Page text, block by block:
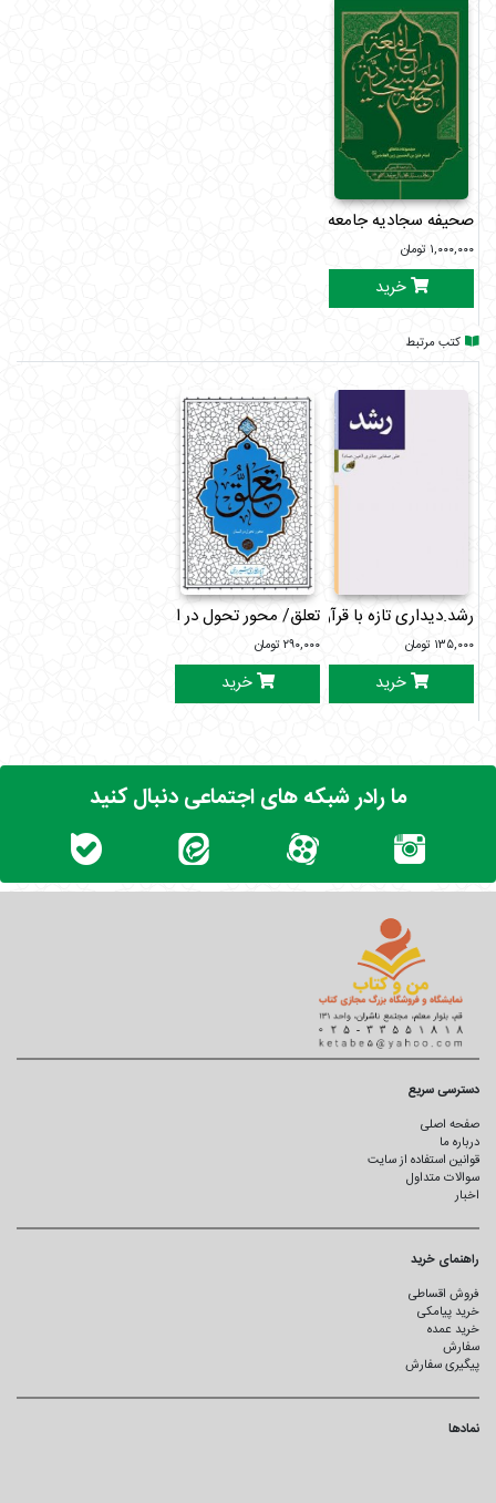
را اقناع می‌کند، بلکه قلب را نیز به لرزه درمی‌آورد.
یکی از ویژگی‌های برجسته این کتاب، پرهیز از مباحث صرفاً نظری و
فلسفی پیچیده و ارائه مطالب با زبانی شیوا و کاربردی است که
مخاطب را به آغاز یک سفر معنوی برای شناخت خود و ارتباط با
خالق تشویق می‌کند.
صحیفه سجادیه جامعه
۱,۰۰۰,۰۰۰ تومان
خرید
کتب مرتبط
رشد.دیداری تازه با قرآن
۱۳۵,۰۰۰ تومان
خرید
تعلق/ محور تحول در انسان
۲۹۰,۰۰۰تومان
خرید
ما رادر شبکه های اجتماعی دنبال کنید
دسترسی سریع
صفحه اصلی
درباره ما
قوانین استفاده از سایت
سوالات متداول
اخبار
راهنمای خرید
فروش اقساطی
خرید پیامکی
خرید عمده
سفارش
پیگیری سفارش
نمادها